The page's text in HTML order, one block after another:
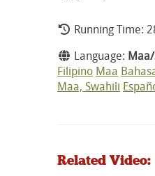
Running Time:
Language:
Filipino Maa
Maa, Swahili
Related Video: